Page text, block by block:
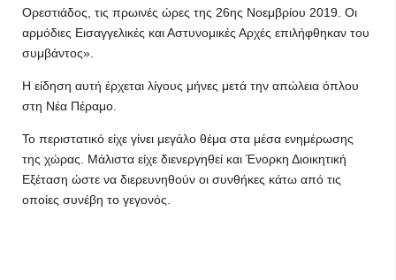
Ορεστιάδος, τις πρωινές ώρες της 26ης Νοεμβρίου 2019. Οι
αρμόδιες Εισαγγελικές και Αστυνομικές Αρχές επιλήφθηκαν του
συμβάντος».
Η είδηση αυτή έρχεται λίγους μήνες μετά την απώλεια όπλου
στη Νέα Πέραμο.
Το περιστατικό είχε γίνει μεγάλο θέμα στα μέσα ενημέρωσης
της χώρας. Μάλιστα είχε διενεργηθεί και Ένορκη Διοικητική
Εξέταση ώστε να διερευνηθούν οι συνθήκες κάτω από τις
οποίες συνέβη το γεγονός.